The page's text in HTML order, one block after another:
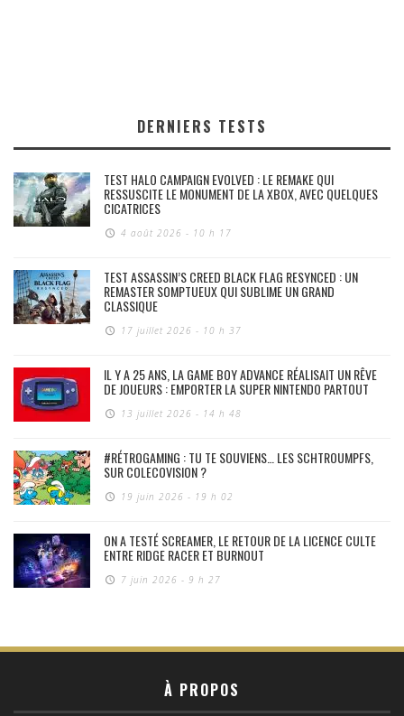
DERNIERS TESTS
TEST HALO CAMPAIGN EVOLVED : LE REMAKE QUI
RESSUSCITE LE MONUMENT DE LA XBOX, AVEC QUELQUES
CICATRICES
4 août 2026 - 10 h 17
TEST ASSASSIN’S CREED BLACK FLAG RESYNCED : UN
REMASTER SOMPTUEUX QUI SUBLIME UN GRAND
CLASSIQUE
17 juillet 2026 - 10 h 37
IL Y A 25 ANS, LA GAME BOY ADVANCE RÉALISAIT UN RÊVE
DE JOUEURS : EMPORTER LA SUPER NINTENDO PARTOUT
13 juillet 2026 - 14 h 48
#RÉTROGAMING : TU TE SOUVIENS… LES SCHTROUMPFS,
SUR COLECOVISION ?
19 juin 2026 - 19 h 02
ON A TESTÉ SCREAMER, LE RETOUR DE LA LICENCE CULTE
ENTRE RIDGE RACER ET BURNOUT
7 juin 2026 - 9 h 27
À PROPOS